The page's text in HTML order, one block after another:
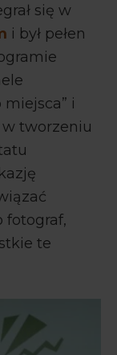
się w
i był pełen
i
tworzeniu
fotograf,
te